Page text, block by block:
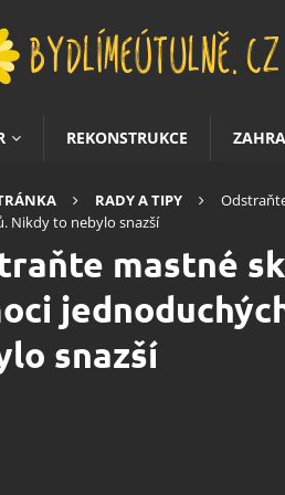
REKONSTRUKCE
RADY A TIPY
Nikdy to nebylo snazší
mastné
snazší